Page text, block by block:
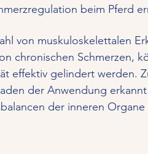
beim Pferd
von muskuloskelettalen
chronischen Schmerzen,
effektiv gelindert werden.
der Anwendung
der inneren